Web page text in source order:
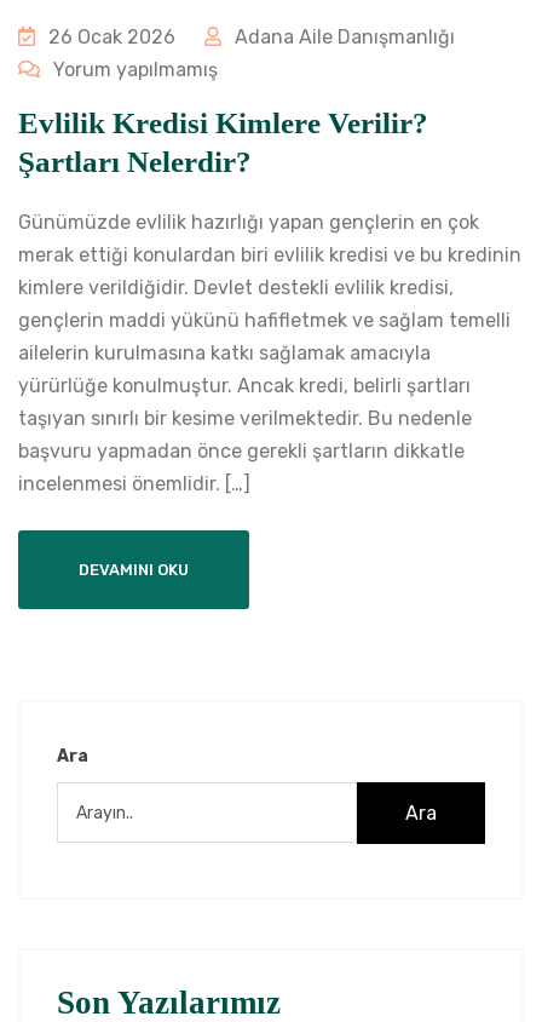
26 Ocak 2026
Adana Aile Danışmanlığı
Yorum yapılmamış
Evlilik Kredisi Kimlere Verilir?
Şartları Nelerdir?
Günümüzde evlilik hazırlığı yapan gençlerin en çok
merak ettiği konulardan biri evlilik kredisi ve bu kredinin
kimlere verildiğidir. Devlet destekli evlilik kredisi,
gençlerin maddi yükünü hafifletmek ve sağlam temelli
ailelerin kurulmasına katkı sağlamak amacıyla
yürürlüğe konulmuştur. Ancak kredi, belirli şartları
taşıyan sınırlı bir kesime verilmektedir. Bu nedenle
başvuru yapmadan önce gerekli şartların dikkatle
incelenmesi önemlidir. […]
DEVAMINI OKU
Ara
Ara
Son Yazılarımız